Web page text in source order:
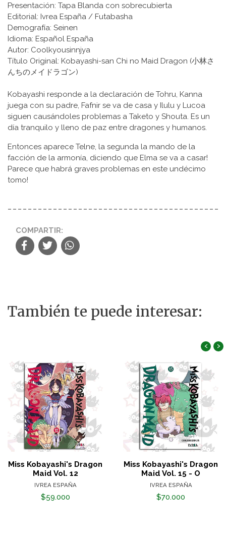
Presentación: Tapa Blanda con sobrecubierta
Editorial: Ivrea España / Futabasha
Demografía: Seinen
Idioma: Español España
Autor: Coolkyousinnjya
Título Original: Kobayashi-san Chi no Maid Dragon (小林さ
んちのメイドラゴン)
Kobayashi responde a la declaración de Tohru, Kanna
juega con su padre, Fafnir se va de casa y Ilulu y Lucoa
siguen causándoles problemas a Taketo y Shouta. Es un
día tranquilo y lleno de paz entre dragones y humanos.
Entonces aparece Telne, la segunda la mando de la
facción de la armonía, diciendo que Elma se va a casar!
Parece que habrá graves problemas en este undécimo
tomo!
COMPARTIR:
También te puede interesar:
Miss Kobayashi's Dragon
Maid Vol. 12
IVREA ESPAÑA
$59.000
Miss Kobayashi's Dragon
Maid Vol. 15 - O
IVREA ESPAÑA
$70.000
‹ ›